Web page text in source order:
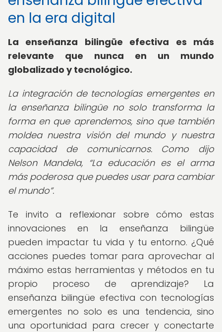
en la era digital
La enseñanza bilingüe efectiva es más
relevante que nunca en un mundo
globalizado y tecnológico.
La integración de tecnologías emergentes en
la enseñanza bilingüe no solo transforma la
forma en que aprendemos, sino que también
moldea nuestra visión del mundo y nuestra
capacidad de comunicarnos. Como dijo
Nelson Mandela,
La educación es el arma
más poderosa que puedes usar para cambiar
el mundo .
Te invito a reflexionar sobre cómo estas
innovaciones en la enseñanza bilingüe
pueden impactar tu vida y tu entorno. ¿Qué
acciones puedes tomar para aprovechar al
máximo estas herramientas y métodos en tu
propio proceso de aprendizaje? La
enseñanza bilingüe efectiva con tecnologías
emergentes no solo es una tendencia, sino
una oportunidad para crecer y conectarte